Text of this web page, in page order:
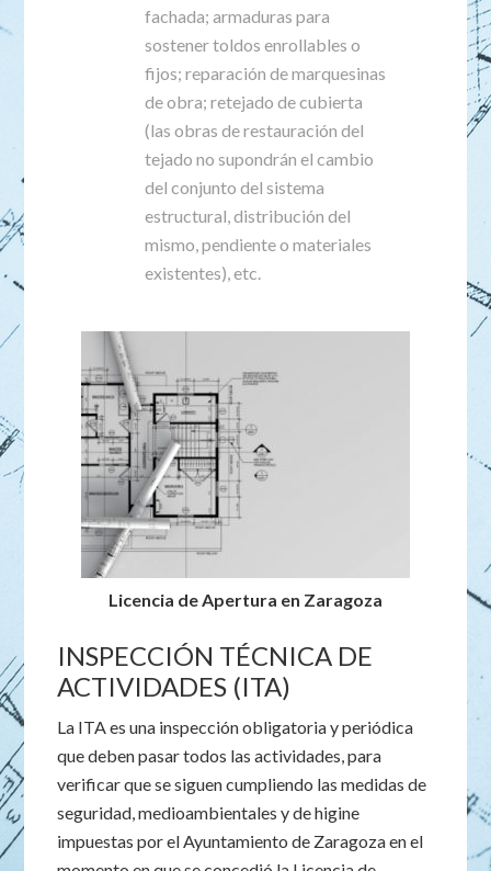
fachada; armaduras para
sostener toldos enrollables o
fijos; reparación de marquesinas
de obra; retejado de cubierta
(las obras de restauración del
tejado no supondrán el cambio
del conjunto del sistema
estructural, distribución del
mismo, pendiente o materiales
existentes), etc.
Licencia de Apertura en Zaragoza
INSPECCIÓN TÉCNICA DE
ACTIVIDADES (ITA)
La ITA es una inspección obligatoria y periódica
que deben pasar todos las actividades, para
verificar que se siguen cumpliendo las medidas de
seguridad, medioambientales y de higine
impuestas por el Ayuntamiento de Zaragoza en el